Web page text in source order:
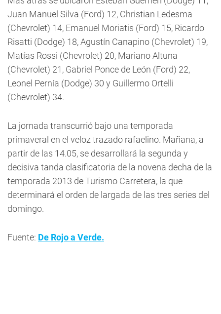
Juan Manuel Silva (Ford) 12, Christian Ledesma
(Chevrolet) 14, Emanuel Moriatis (Ford) 15, Ricardo
Risatti (Dodge) 18, Agustín Canapino (Chevrolet) 19,
Matías Rossi (Chevrolet) 20, Mariano Altuna
(Chevrolet) 21, Gabriel Ponce de León (Ford) 22,
Leonel Pernía (Dodge) 30 y Guillermo Ortelli
(Chevrolet) 34.
La jornada transcurrió bajo una temporada
primaveral en el veloz trazado rafaelino. Mañana, a
partir de las 14.05, se desarrollará la segunda y
decisiva tanda clasificatoria de la novena decha de la
temporada 2013 de Turismo Carretera, la que
determinará el orden de largada de las tres series del
domingo.
Fuente: De Rojo a Verde.